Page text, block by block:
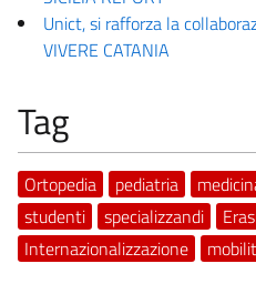
Unict, si rafforza la
VIVERE CATANIA
Tag
Ortopedia pediatria
studenti
specializzandi
Internazionalizzazione